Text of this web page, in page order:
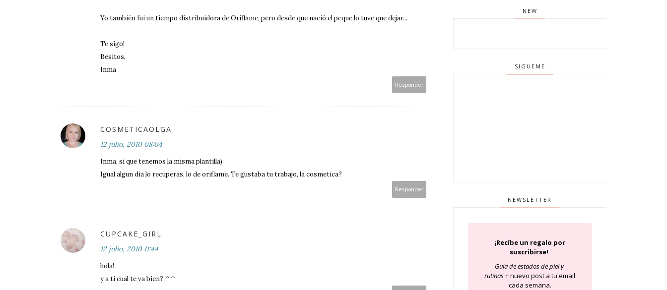
Yo también fui un tiempo distribuidora de Oriflame, pero desde que nació el peque lo tuve que dejar...
Te sigo!
Besitos,
Inma
Responder
COSMETICAOLGA
12 julio, 2010 08:04
Inma, si que tenemos la misma plantilla)
Igual algun dia lo recuperas, lo de oriflame. Te gustaba tu trabajo, la cosmetica?
Responder
CUPCAKE_GIRL
12 julio, 2010 11:44
hola!
y a ti cual te va bien? ^^
NEW
SIGUEME
NEWSLETTER
¡Recíbe un regalo por
suscribirse!
Guía de estados de piely
rutinas+ nuevo post a tu email
cada semana.